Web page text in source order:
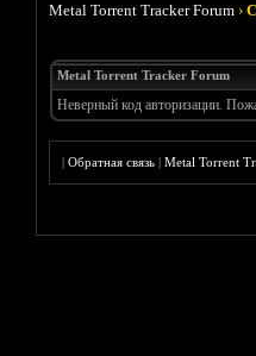
Metal Torrent Tracker Forum ›
Metal Torrent Tracker Forum
Неверный код авторизации.
|Обратная связь |Metal Torrent